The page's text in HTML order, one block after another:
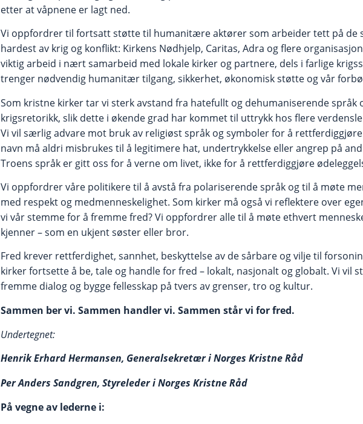
etter at våpnene er lagt ned.
Vi oppfordrer til fortsatt støtte til humanitære aktører som arbeider tett på de
hardest av krig og konflikt: Kirkens Nødhjelp, Caritas, Adra og flere
viktig arbeid i nært samarbeid med lokale kirker og partnere, dels i farlige
trenger nødvendig humanitær tilgang, sikkerhet, økonomisk støtte og vår
Som kristne kirker tar vi sterk avstand fra hatefullt og dehumaniserende språk
krigsretorikk, slik dette i økende grad har kommet til uttrykk hos flere
Vi vil særlig advare mot bruk av religiøst språk og symboler for å
navn må aldri misbrukes til å legitimere hat, undertrykkelse eller angrep på
Troens språk er gitt oss for å verne om livet, ikke for å rettferdiggjøre
Vi oppfordrer våre politikere til å avstå fra polariserende språk og til å møte
med respekt og medmenneskelighet. Som kirker må også vi reflektere over
vi vår stemme for å fremme fred? Vi oppfordrer alle til å møte ethvert
kjenner – som en ukjent søster eller bror.
Fred krever rettferdighet, sannhet, beskyttelse av de sårbare og vilje til
kirker fortsette å be, tale og handle for fred – lokalt, nasjonalt og globalt. Vi vil
fremme dialog og bygge fellesskap på tvers av grenser, tro og kultur.
Sammen ber vi. Sammen handler vi. Sammen står vi for fred.
Undertegnet:
Henrik Erhard Hermansen, Generalsekretær i Norges Kristne Råd
Per Anders Sandgren, Styreleder i Norges Kristne Råd
På vegne av lederne i: